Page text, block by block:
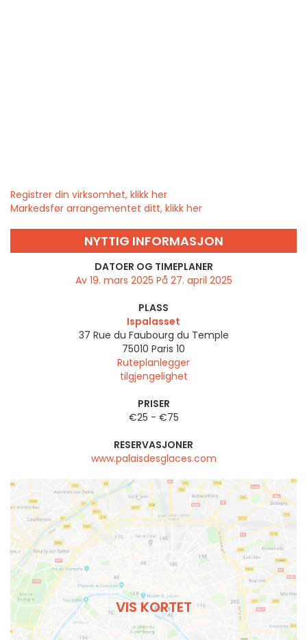
Registrer din virksomhet, klikk her
Markedsfør arrangementet ditt, klikk her
NYTTIG INFORMASJON
DATOER OG TIMEPLANER
Av 19. mars 2025 På 27. april 2025
PLASS
Ispalasset
37 Rue du Faubourg du Temple
75010 Paris 10
Ruteplanlegger
tilgjengelighet
PRISER
€25 - €75
RESERVASJONER
www.palaisdesglaces.com
VIS KORTET